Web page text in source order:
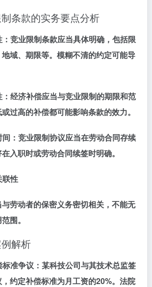
条款的实务要点分析
：竞业限制条款应当具体明确，包括限
域、期限等。模糊不清的约定可能导
：经济补偿应当与竞业限制的期限和范
过高的补偿都可能影响条款的效力。
间 ：竞业限制协议应当在劳动合同存续
入职时或劳动合同续签时明确。
联性
与劳动者的保密义务密切相关，不能无
围。
解析
准争议 ：某科技公司与其技术总监签
约定补偿标准为月工资的20%。法院